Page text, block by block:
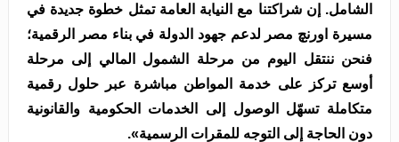
الشامل. إن شراكتنا مع النيابة العامة تمثل خطوة جديدة في
مسيرة اورنچ مصر لدعم جهود الدولة في بناء مصر الرقمية؛
فنحن ننتقل اليوم من مرحلة الشمول المالي إلى مرحلة
أوسع تركز على خدمة المواطن مباشرة عبر حلول رقمية
متكاملة تسهّل الوصول إلى الخدمات الحكومية والقانونية
دون الحاجة إلى التوجه للمقرات الرسمية».